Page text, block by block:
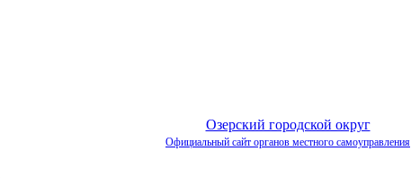
Озерский городской округ
Официальный сайт органов местного самоуправления